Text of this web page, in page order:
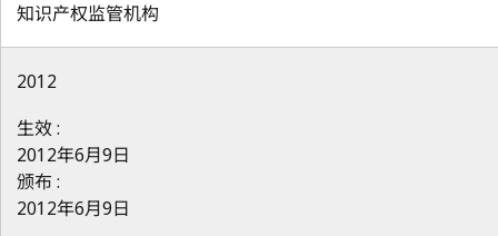
知识产权监管机构
2012
生效 :
2012年6月9日
颁布 :
2012年6月9日